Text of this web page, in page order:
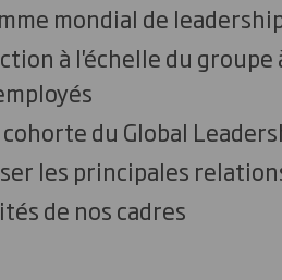
mondial de
à l'échelle du
du Global
les principales
de nos cadres